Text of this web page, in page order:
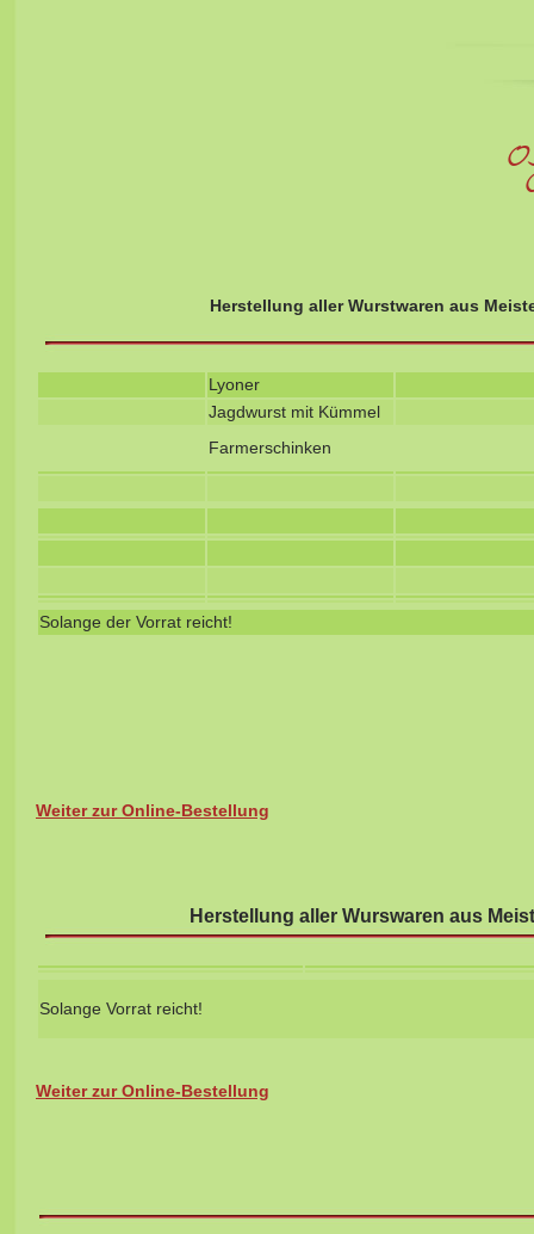
Herstellung aller Wurstwaren aus
Lyoner
Jagdwurst mit Kümmel
Farmerschinken
Solange der Vorrat reicht!
Weiter zur Online-Bestellung
Herstellung aller Wurswaren aus
Solange Vorrat reicht!
Weiter zur Online-Bestellung